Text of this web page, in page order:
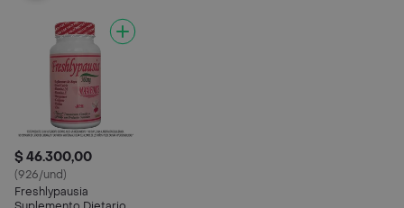
$ 46.300,00
(926/und)
Freshlypausia